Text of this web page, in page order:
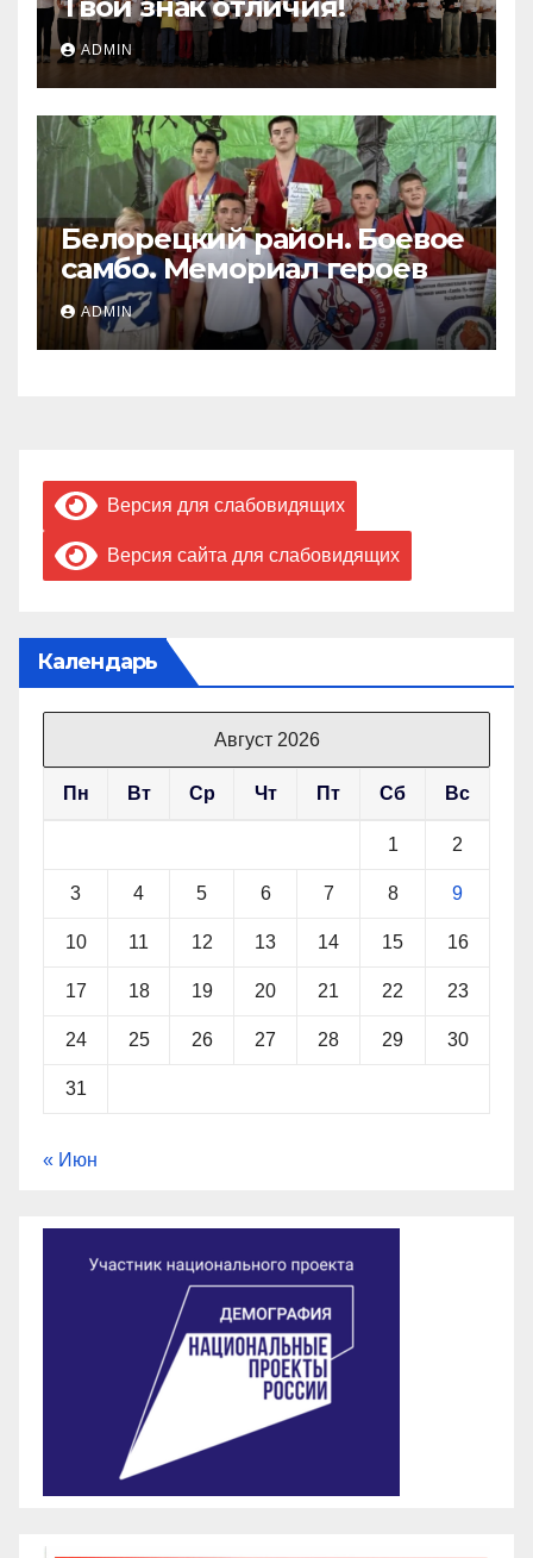
Твой знак отличия!
ADMIN
Белорецкий район. Боевое
самбо. Мемориал героев
ADMIN
Версия для слабовидящих
Версия сайта для слабовидящих
Календарь
Август 2026
Пн Вт Ср Чт Пт Сб Вс
1 2
3 4 5 6 7 8 9
10 11 12 13 14 15 16
17 18 19 20 21 22 23
24 25 26 27 28 29 30
31
« Июн